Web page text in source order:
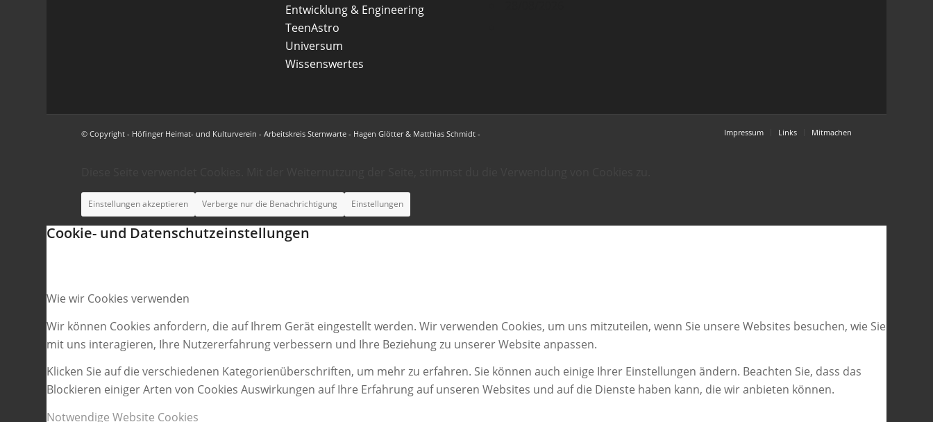
Entwicklung & Engineering
TeenAstro
Universum
Wissenswertes
© Copyright - Höfinger Heimat- und Kulturverein - Arbeitskreis Sternwarte - Hagen Glötter & Matthias Schmidt - Impressum Links Mitmachen
Einstellungen akzeptieren Verberge nur die Benachrichtigung Einstellungen
Cookie- und Datenschutzeinstellungen
Wie wir Cookies verwenden
Wir können Cookies anfordern, die auf Ihrem Gerät eingestellt werden. Wir verwenden Cookies, um uns mitzuteilen, wenn Sie unsere Websites besuchen, wie Sie
mit uns interagieren, Ihre Nutzererfahrung verbessern und Ihre Beziehung zu unserer Website anpassen.
Klicken Sie auf die verschiedenen Kategorienüberschriften, um mehr zu erfahren. Sie können auch einige Ihrer Einstellungen ändern. Beachten Sie, dass das
Blockieren einiger Arten von Cookies Auswirkungen auf Ihre Erfahrung auf unseren Websites und auf die Dienste haben kann, die wir anbieten können.
Notwendige Website Cookies